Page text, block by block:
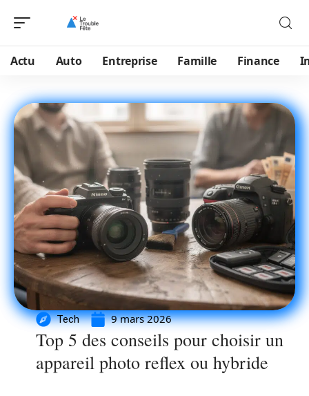
Actu Auto Entreprise Famille Finance
Tech 9 mars 2026
Top 5 des conseils pour choisir un
appareil photo reflex ou hybride